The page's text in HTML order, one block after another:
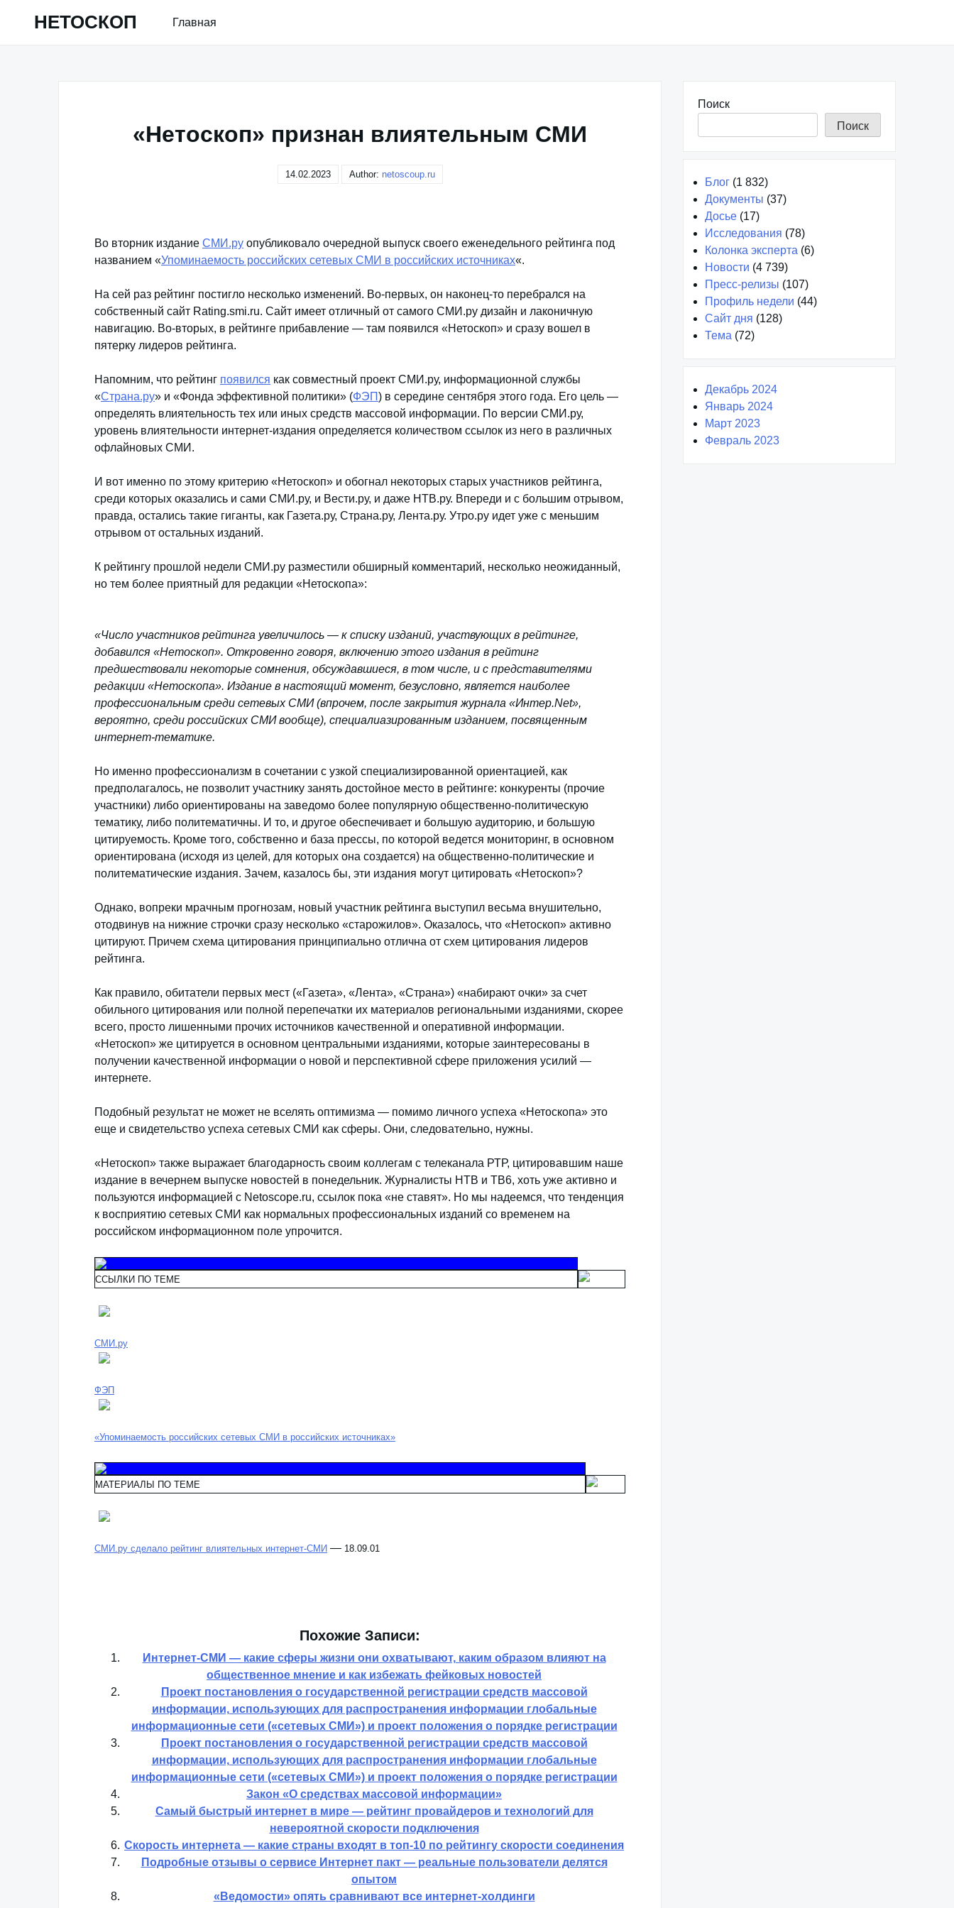
НЕТОСКОП Главная
«Нетоскоп» признан влиятельным СМИ
14.02.2023 Author: netoscoup.ru
Во вторник издание СМИ.ру опубликовало очередной выпуск своего еженедельного рейтинга под
названием «Упоминаемость российских сетевых СМИ в российских источниках«.
На сей раз рейтинг постигло несколько изменений. Во-первых, он наконец-то перебрался на
собственный сайт Rating.smi.ru. Сайт имеет отличный от самого СМИ.ру дизайн и лаконичную
навигацию. Во-вторых, в рейтинге прибавление — там появился «Нетоскоп» и сразу вошел в
пятерку лидеров рейтинга.
Напомним, что рейтинг появился как совместный проект СМИ.ру, информационной службы
«Страна.ру» и «Фонда эффективной политики» (ФЭП) в середине сентября этого года. Его цель —
определять влиятельность тех или иных средств массовой информации. По версии СМИ.ру,
уровень влиятельности интернет-издания определяется количеством ссылок из него в различных
офлайновых СМИ.
И вот именно по этому критерию «Нетоскоп» и обогнал некоторых старых участников рейтинга,
среди которых оказались и сами СМИ.ру, и Вести.ру, и даже НТВ.ру. Впереди и с большим отрывом,
правда, остались такие гиганты, как Газета.ру, Страна.ру, Лента.ру. Утро.ру идет уже с меньшим
отрывом от остальных изданий.
К рейтингу прошлой недели СМИ.ру разместили обширный комментарий, несколько неожиданный,
но тем более приятный для редакции «Нетоскопа»:
«Число участников рейтинга увеличилось — к списку изданий, участвующих в рейтинге,
добавился «Нетоскоп». Откровенно говоря, включению этого издания в рейтинг
предшествовали некоторые сомнения, обсуждавшиеся, в том числе, и с представителями
редакции «Нетоскопа». Издание в настоящий момент, безусловно, является наиболее
профессиональным среди сетевых СМИ (впрочем, после закрытия журнала «Интер.Net»,
вероятно, среди российских СМИ вообще), специалиазированным изданием, посвященным
интернет-тематике.
Но именно профессионализм в сочетании с узкой специализированной ориентацией, как
предполагалось, не позволит участнику занять достойное место в рейтинге: конкуренты (прочие
участники) либо ориентированы на заведомо более популярную общественно-политическую
тематику, либо политематичны. И то, и другое обеспечивает и большую аудиторию, и большую
цитируемость. Кроме того, собственно и база прессы, по которой ведется мониторинг, в основном
ориентирована (исходя из целей, для которых она создается) на общественно-политические и
политематические издания. Зачем, казалось бы, эти издания могут цитировать «Нетоскоп»?
Однако, вопреки мрачным прогнозам, новый участник рейтинга выступил весьма внушительно,
отодвинув на нижние строчки сразу несколько «старожилов». Оказалось, что «Нетоскоп» активно
цитируют. Причем схема цитирования принципиально отлична от схем цитирования лидеров
рейтинга.
Как правило, обитатели первых мест («Газета», «Лента», «Страна») «набирают очки» за счет
обильного цитирования или полной перепечатки их материалов региональными изданиями, скорее
всего, просто лишенными прочих источников качественной и оперативной информации.
«Нетоскоп» же цитируется в основном центральными изданиями, которые заинтересованы в
получении качественной информации о новой и перспективной сфере приложения усилий —
интернете.
Подобный результат не может не вселять оптимизма — помимо личного успеха «Нетоскопа» это
еще и свидетельство успеха сетевых СМИ как сферы. Они, следовательно, нужны.
«Нетоскоп» также выражает благодарность своим коллегам с телеканала РТР, цитировавшим наше
издание в вечернем выпуске новостей в понедельник. Журналисты НТВ и ТВ6, хоть уже активно и
пользуются информацией с Netoscope.ru, ссылок пока «не ставят». Но мы надеемся, что тенденция
к восприятию сетевых СМИ как нормальных профессиональных изданий со временем на
российском информационном поле упрочится.
ССЫЛКИ ПО ТЕМЕ
СМИ.ру
ФЭП
«Упоминаемость российских сетевых СМИ в российских источниках»
МАТЕРИАЛЫ ПО ТЕМЕ
СМИ.ру сделало рейтинг влиятельных интернет-СМИ — 18.09.01
Похожие Записи:
Интернет-СМИ — какие сферы жизни они охватывают, каким образом влияют на
общественное мнение и как избежать фейковых новостей
Проект постановления о государственной регистрации средств массовой
информации, использующих для распространения информации глобальные
информационные сети («сетевых СМИ») и проект положения о порядке регистрации
Проект постановления о государственной регистрации средств массовой
информации, использующих для распространения информации глобальные
информационные сети («сетевых СМИ») и проект положения о порядке регистрации
Закон «О средствах массовой информации»
Самый быстрый интернет в мире — рейтинг провайдеров и технологий для
невероятной скорости подключения
Скорость интернета — какие страны входят в топ-10 по рейтингу скорости соединения
Подробные отзывы о сервисе Интернет пакт — реальные пользователи делятся
опытом
«Ведомости» опять сравнивают все интернет-холдинги
Поиск
Поиск
Блог (1 832)
Документы (37)
Досье (17)
Исследования (78)
Колонка эксперта (6)
Новости (4 739)
Пресс-релизы (107)
Профиль недели (44)
Сайт дня (128)
Тема (72)
Декабрь 2024
Январь 2024
Март 2023
Февраль 2023